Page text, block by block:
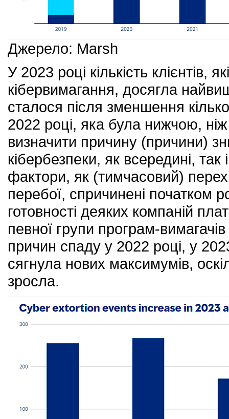
Джерело: Marsh
У 2023 році кількість клієнтів,
кібервимагання, досягла
сталося після зменшення
2022 році, яка була нижчою,
визначити причину (причини)
кібербезпеки, як всередині,
фактори, як (тимчасовий)
перебої, спричинені початком
готовності деяких компаній
певної групи програм-
причин спаду у 2022 році, у
сягнула нових максимумів,
зросла.